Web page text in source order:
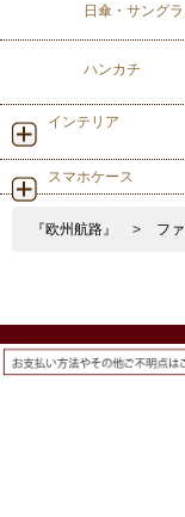
日傘・サング
ハンカチ
インテリア
スマホケース
『欧州航路』 > フ